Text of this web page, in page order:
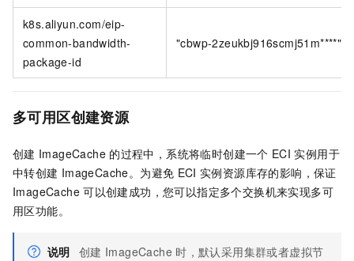
k8s.aliyun.com/eip-
common-bandwidth-
package-id
"cbwp-2zeukbj916scmj51m****"
多可用区创建资源
创建 ImageCache 的过程中，系统将临时创建一个 ECI 实例用于
中转创建 ImageCache。为避免 ECI 实例资源库存的影响，保证
ImageCache 可以创建成功，您可以指定多个交换机来实现多可
用区功能。
说明 创建 ImageCache 时，默认采用集群或者虚拟节